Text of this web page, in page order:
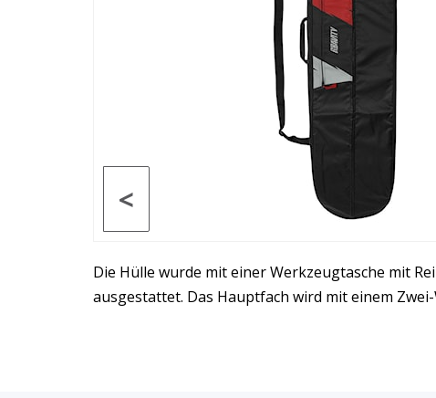
<
Die Hülle wurde mit einer Werkzeugtasche mit
ausgestattet. Das Hauptfach wird mit einem